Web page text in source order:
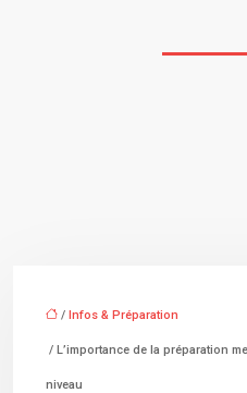
/ Infos & Préparation
/ L’importance de la préparation
niveau